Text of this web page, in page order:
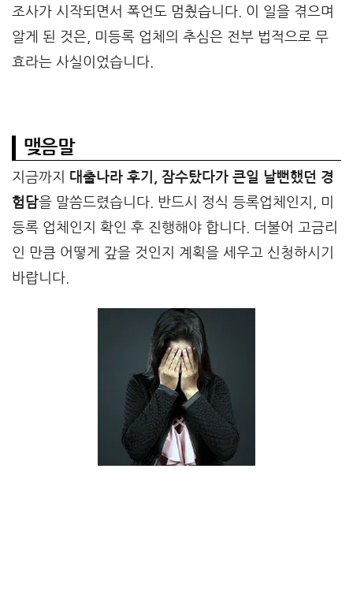
조사가 시작되면서 폭언도 멈췄습니다. 이 일을 겪으며
알게 된 것은, 미등록 업체의 추심은 전부 법적으로 무
효라는 사실이었습니다.
맺음말
지금까지 대출나라 후기, 잠수탔다가 큰일 날뻔했던 경
험담을 말씀드렸습니다. 반드시 정식 등록업체인지, 미
등록 업체인지 확인 후 진행해야 합니다. 더불어 고금리
인 만큼 어떻게 갚을 것인지 계획을 세우고 신청하시기
바랍니다.